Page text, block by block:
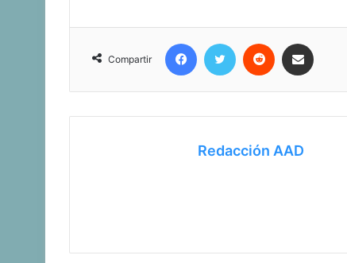
Compartir
Facebook
Twitter Reddit
Redacción AAD